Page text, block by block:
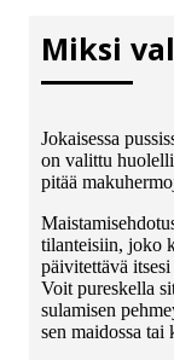
Miksi
Jokaisessa
on valittu
pitää
tilanteisiin, joko
päivitettävä
Voit pureskella
sulamisen
sen maidossa tai